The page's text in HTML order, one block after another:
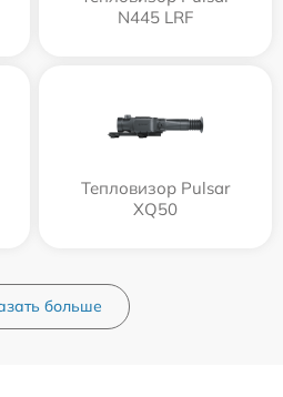
N445 LRF
Тепловизор Pulsar
XQ50
больше